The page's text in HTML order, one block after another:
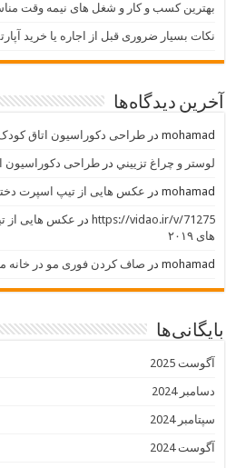
بهترین کسب و کار و شغل های نیمه وقت
نکات بسیار ضروری قبل از اجاره یا خرید
آخرین دیدگاه‌ها
mohamad درطراحی دکوراسیون اتاق کودک
لوستر و چراغ تزييني درطراحی دکوراسیون
mohamad در عکس هایی از تیپ اسپرت
https://vidao.ir/v/71275 در عکس هایی از
های ۲۰۱۹
mohamad در صاف کردن فوری مو در خانه
بایگانی‌ها
آگوست 2025
دسامبر 2024
سپتامبر 2024
آگوست 2024